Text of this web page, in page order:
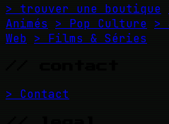
> trouver une boutique
Animés
> Pop Culture >
Web > Films & Séries
> Contact